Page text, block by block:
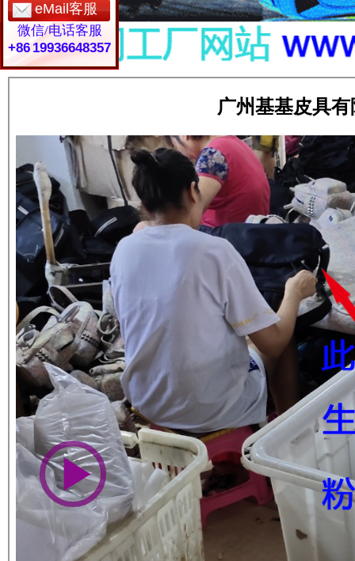
eMail客服
微信/电话客服
+86 19936648357